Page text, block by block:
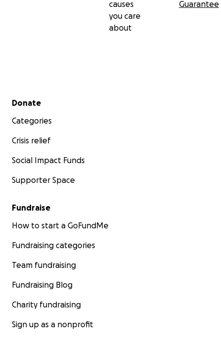
causes
you care
about
Guarantee
Secondary menu
Donate
Categories
Crisis relief
Social Impact Funds
Supporter Space
Fundraise
How to start a GoFundMe
Fundraising categories
Team fundraising
Fundraising Blog
Charity fundraising
Sign up as a nonprofit